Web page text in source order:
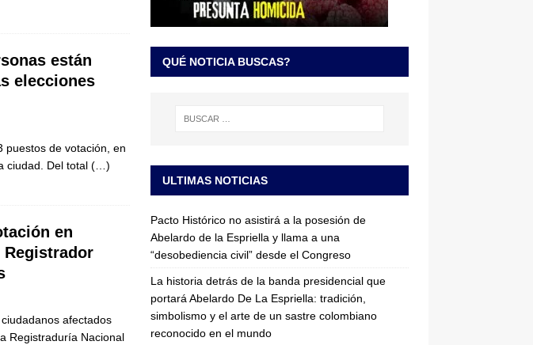
están
elecciones
puestos de votación, en
ciudad. Del total (…)
en
Registrador
afectados
Registraduría Nacional
QUÉ NOTICIA BUSCAS?
ULTIMAS NOTICIAS
Pacto Histórico no asistirá a la posesión de
Abelardo de la Espriella y llama a una
“desobediencia civil” desde el Congreso
La historia detrás de la banda presidencial que
portará Abelardo De La Espriella: tradición,
simbolismo y el arte de un sastre colombiano
reconocido en el mundo